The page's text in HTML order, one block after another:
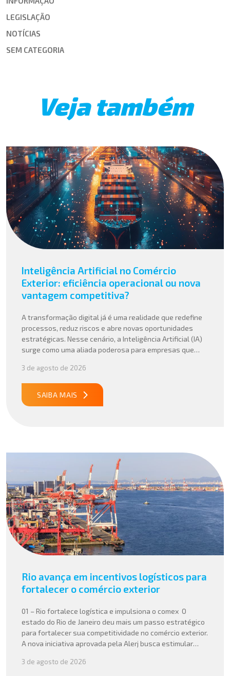
LEGISLAÇÃO
NOTÍCIAS
SEM CATEGORIA
Veja também
Inteligência Artificial no Comércio
Exterior: eficiência operacional ou nova
vantagem competitiva?
A transformação digital já é uma realidade que redefine
processos, reduz riscos e abre novas oportunidades
estratégicas. Nesse cenário, a Inteligência Artificial (IA)
surge como uma aliada poderosa para empresas que
suas operações internacionais. Mais do que automatizar
tarefas, a IA vem sendo aplicada para interpretar dados
complexos, […]
3 de agosto de 2026
SAIBA MAIS
Rio avança em incentivos logísticos para
fortalecer o comércio exterior
01 – Rio fortalece logística e impulsiona o comex O
estado do Rio de Janeiro deu mais um passo estratégico
para fortalecer sua competitividade no comércio exterior.
A nova iniciativa aprovada pela Alerj busca estimular
para empresas que atuam com importação e exportação,
3 de agosto de 2026